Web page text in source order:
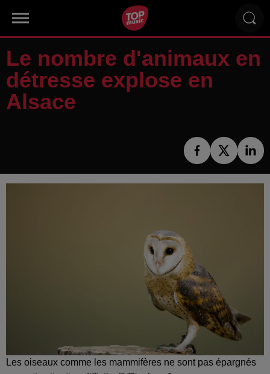
Le nombre d'animaux en
détresse explose en
Alsace
Les oiseaux comme les mammifères ne sont pas épargnés